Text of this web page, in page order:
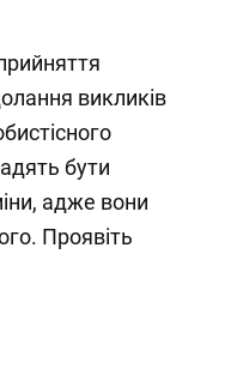
викликів
бути
адже вони
Проявіть